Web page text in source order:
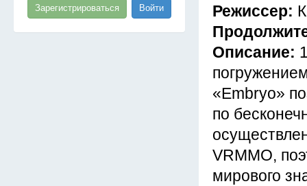
Зарегистрироваться Войти
Режиссер:
Описание:
«Embryo»
по
VRMMO,
мирового